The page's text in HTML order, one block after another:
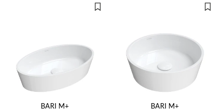
BARI M+
BARI M+